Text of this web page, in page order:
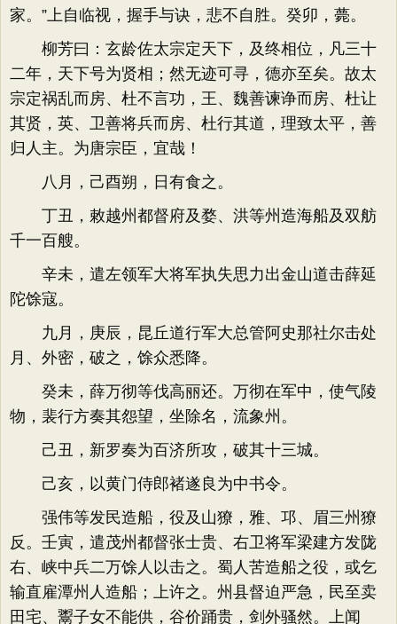
家。”上自临视，握手与诀，悲不自胜。癸卯，薨。
柳芳曰：玄龄佐太宗定天下，及终相位，凡三十
二年，天下号为贤相；然无迹可寻，德亦至矣。故太
宗定祸乱而房、杜不言功，王、魏善谏诤而房、杜让
其贤，英、卫善将兵而房、杜行其道，理致太平，善
归人主。为唐宗臣，宜哉！
八月，己酉朔，日有食之。
丁丑，敕越州都督府及婺、洪等州造海船及双舫
千一百艘。
辛未，遣左领军大将军执失思力出金山道击薛延
陀馀寇。
九月，庚辰，昆丘道行军大总管阿史那社尔击处
月、外密，破之，馀众悉降。
癸未，薛万彻等伐高丽还。万彻在军中，使气陵
物，裴行方奏其怨望，坐除名，流象州。
己丑，新罗奏为百济所攻，破其十三城。
己亥，以黄门侍郎褚遂良为中书令。
强伟等发民造船，役及山獠，雅、邛、眉三州獠
反。壬寅，遣茂州都督张士贵、右卫将军梁建方发陇
右、峡中兵二万馀人以击之。蜀人苦造船之役，或乞
输直雇潭州人造船；上许之。州县督迫严急，民至卖
田宅、鬻子女不能供，谷价踊贵，剑外骚然。上闻